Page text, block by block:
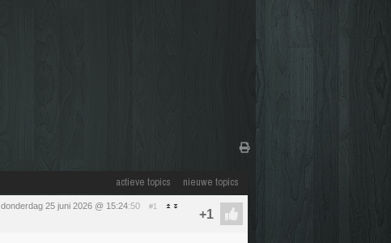
actieve topics nieuwe topics
donderdag 25 juni 2026 @ 15:24:50 #1